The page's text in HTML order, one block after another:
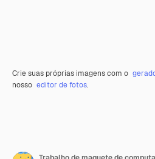
Crie suas próprias imagens com o
nosso editor de fotos.